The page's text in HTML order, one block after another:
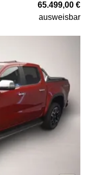
65.499,00 €
ausweisbar